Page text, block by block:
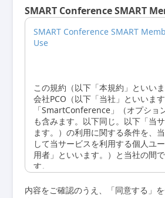
SMART Conference SMART
SMART Conference SMART
Use
この規約（以下「本規約」といい
会社PCO（以下「当社」といいま
「SmartConference」（オプショ
も含みます。以下同じ。以下「当
ます。）の利用に関する条件を、
して当サービスを利用する個人ユ
用者」といいます。）と当社の間
す。
第１条 本規約への同意及び契約の
内容をご確認のうえ、「同意する」